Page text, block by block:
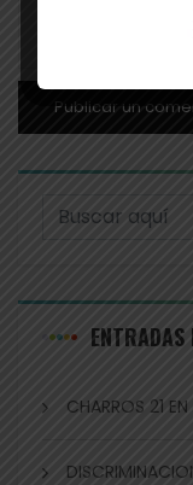
ENTRADAS
CHARROS 21